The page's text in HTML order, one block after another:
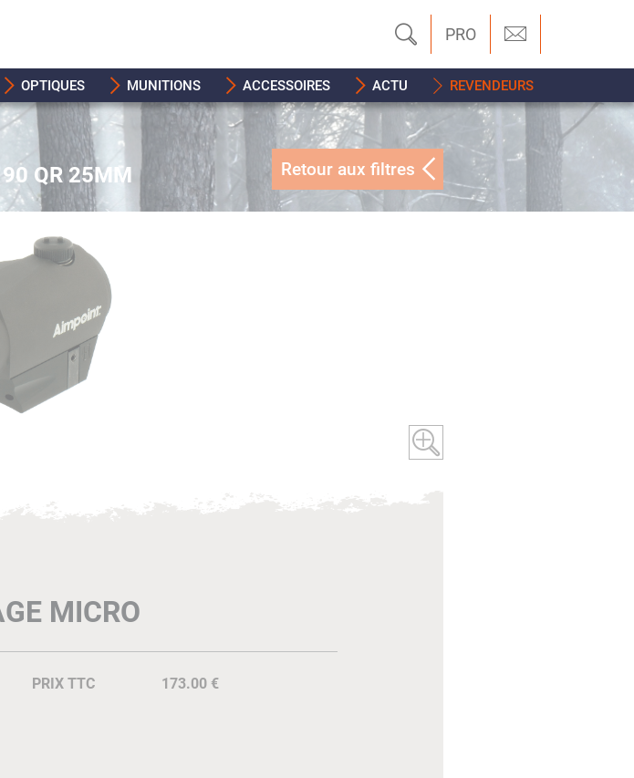
PRO
OPTIQUES MUNITIONS ACCESSOIRES ACTU REVENDEURS
QR 25MM Retour aux filtres
MICRO
PRIX TTC 173.00 €